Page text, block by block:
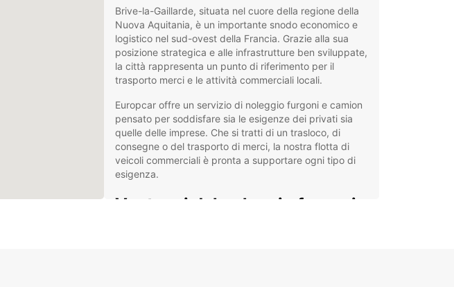
Brive-la-Gaillarde, situata nel cuore della regione della
Nuova Aquitania, è un importante snodo economico e
logistico nel sud-ovest della Francia. Grazie alla sua
posizione strategica e alle infrastrutture ben sviluppate,
la città rappresenta un punto di riferimento per il
trasporto merci e le attività commerciali locali.
Europcar offre un servizio di noleggio furgoni e camion
pensato per soddisfare sia le esigenze dei privati sia
quelle delle imprese. Che si tratti di un trasloco, di
consegne o del trasporto di merci, la nostra flotta di
veicoli commerciali è pronta a supportare ogni tipo di
esigenza.
Vantaggi del noleggio furgoni